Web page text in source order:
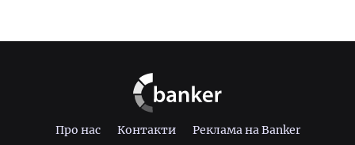
Про нас Контакти Реклама на Banker